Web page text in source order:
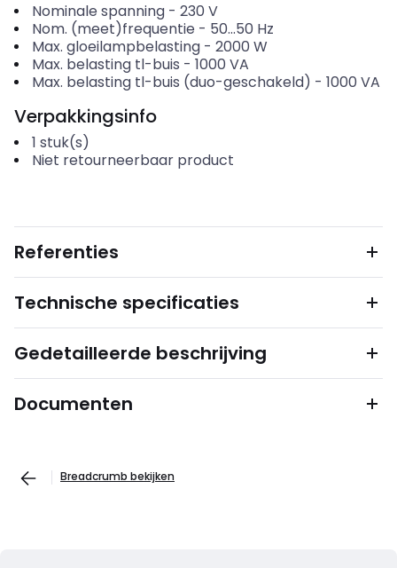
Nominale spanning- 230 V
Nom. (meet)frequentie - 50...50 Hz
Max. gloeilampbelasting- 2000 W
Max. belasting tl-buis - 1000 VA
Max. belasting tl-buis (duo-geschakeld) - 1000 VA
Verpakkingsinfo
1 stuk(s)
Niet retourneerbaar product
Referenties
Technische specificaties
Gedetailleerde beschrijving
Documenten
Breadcrumb bekijken